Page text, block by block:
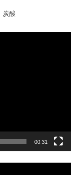
炭酸
00:31